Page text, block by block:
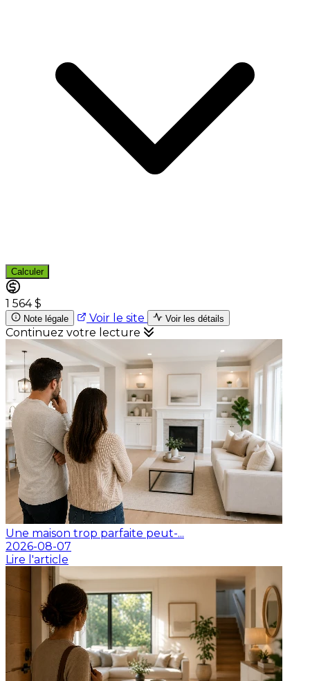
Calculer
1 564 $
Note légale Voir le site Voir les détails
Continuez votre lecture
Une maison trop parfaite peut-...
2026-08-07
Lire l'article